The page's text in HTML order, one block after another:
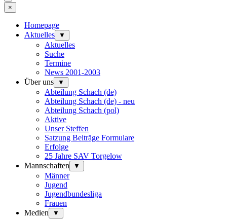
×
Homepage
Aktuelles
▼
Aktuelles
Suche
Termine
News 2001-2003
Über uns
▼
Abteilung Schach (de)
Abteilung Schach (de) - neu
Abteilung Schach (pol)
Aktive
Unser Steffen
Satzung Beiträge Formulare
Erfolge
25 Jahre SAV Torgelow
Mannschaften
▼
Männer
Jugend
Jugendbundesliga
Frauen
Medien
▼